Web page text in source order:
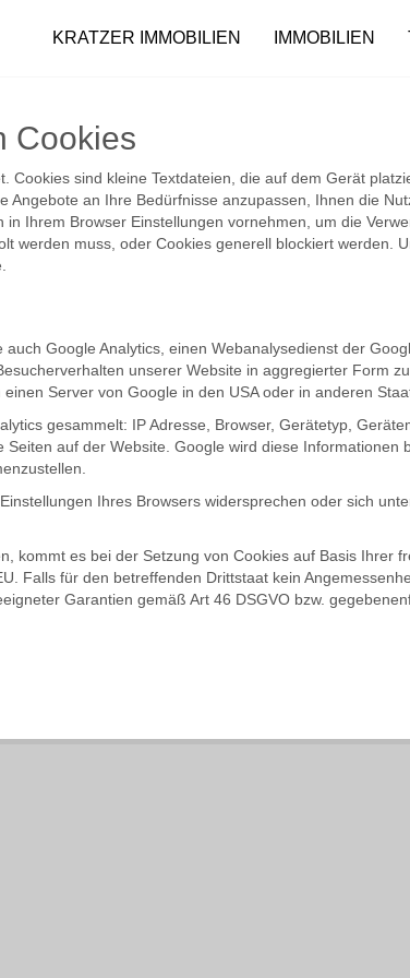
KRATZER IMMOBILIEN IMMOBILIEN
Cookies
Cookies sind kleine Textdateien, die auf dem Gerät
Angebote an Ihre Bedürfnisse anzupassen, Ihnen die
Ihrem Browser Einstellungen vornehmen, um die
werden muss, oder Cookies generell blockiert werden.
Google Analytics, einen Webanalysedienst der
unserer Website in aggregierter Form
Server von Google in den USA oder in anderen
gesammelt: IP Adresse, Browser, Gerätetyp,
auf der Website. Google wird diese
Ihres Browsers widersprechen oder sich
kommt es bei der Setzung von Cookies auf Basis Ihrer
Falls für den betreffenden Drittstaat kein
Garantien gemäß Art 46 DSGVO bzw.